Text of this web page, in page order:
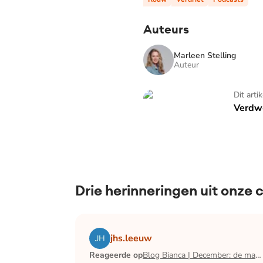
Auteurs
Marleen Stelling
Auteur
Dit
Verdwenen
Drie herinneringen uit onze
jhs.leeuw
Reageerde op Blog Bianca | December: de maand waarin ik mijn man verloor
Lees het artikel Blog Bianca | December: